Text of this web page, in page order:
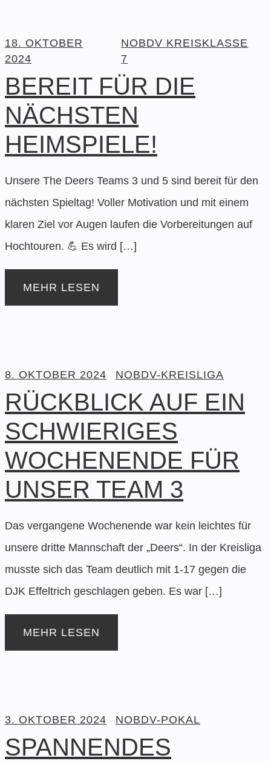
18. OKTOBER
2024
NOBDV KREISKLASSE
7
BEREIT FÜR DIE
NÄCHSTEN
HEIMSPIELE!
Unsere The Deers Teams 3 und 5 sind bereit für den
nächsten Spieltag! Voller Motivation und mit einem
klaren Ziel vor Augen laufen die Vorbereitungen auf
Hochtouren. 💪 Es wird […]
MEHR LESEN
8. OKTOBER 2024 NOBDV-KREISLIGA
RÜCKBLICK AUF EIN
SCHWIERIGES
WOCHENENDE FÜR
UNSER TEAM 3
Das vergangene Wochenende war kein leichtes für
unsere dritte Mannschaft der „Deers“. In der Kreisliga
musste sich das Team deutlich mit 1-17 gegen die
DJK Effeltrich geschlagen geben. Es war […]
MEHR LESEN
3. OKTOBER 2024 NOBDV-POKAL
SPANNENDES